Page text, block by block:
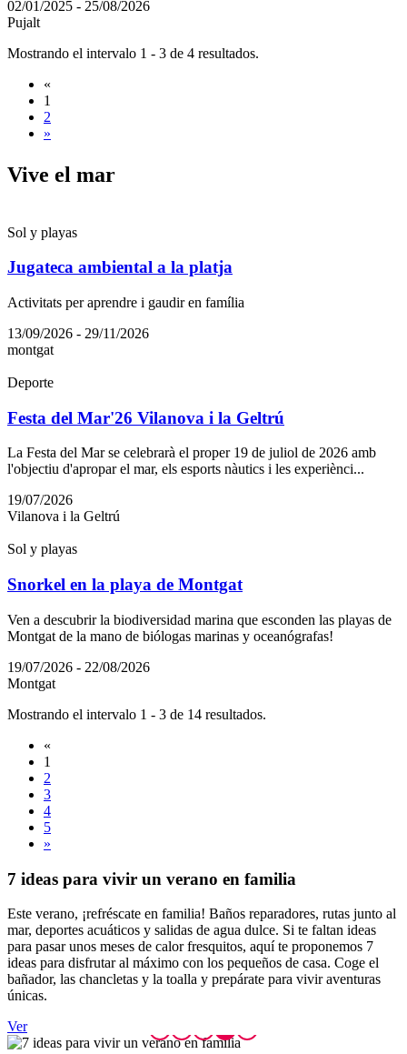
02/01/2025 - 25/08/2026
Pujalt
Mostrando el intervalo 1 - 3 de 4 resultados.
«
1
2
»
Vive el mar
Sol y playas
Jugateca ambiental a la platja
Activitats per aprendre i gaudir en família
13/09/2026 - 29/11/2026
montgat
Deporte
Festa del Mar'26 Vilanova i la Geltrú
La Festa del Mar se celebrarà el proper 19 de juliol de 2026 amb
l'objectiu d'apropar el mar, els esports nàutics i les experiènci...
19/07/2026
Vilanova i la Geltrú
Sol y playas
Snorkel en la playa de Montgat
Ven a descubrir la biodiversidad marina que esconden las playas de
Montgat de la mano de biólogas marinas y oceanógrafas!
19/07/2026 - 22/08/2026
Montgat
Mostrando el intervalo 1 - 3 de 14 resultados.
«
1
2
3
4
5
»
7 ideas para vivir un verano en familia
Este verano, ¡refréscate en familia! Baños reparadores, rutas junto al
mar, deportes acuáticos y salidas de agua dulce. Si te faltan ideas
para pasar unos meses de calor fresquitos, aquí te proponemos 7
ideas para disfrutar al máximo con los pequeños de casa. Coge el
bañador, las chancletas y la toalla y prepárate para vivir aventuras
únicas.
Ver